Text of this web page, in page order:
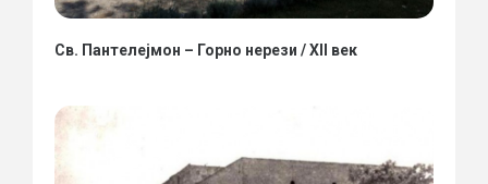
Св. Пантелејмон – Горно нерези / XII век